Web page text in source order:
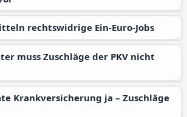
rechtswidrige Ein-Euro-Jobs